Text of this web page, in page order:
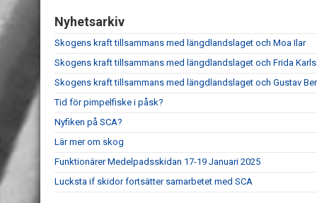
Nyhetsarkiv
Skogens kraft tillsammans med längdlandslaget och Moa Ilar
Skogens kraft tillsammans med längdlandslaget och Frida
Skogens kraft tillsammans med längdlandslaget och Gustav
Tid för pimpelfiske i påsk?
Nyfiken på SCA?
Lär mer om skog
Funktionärer Medelpadsskidan 17-19 Januari 2025
Lucksta if skidor fortsätter samarbetet med SCA